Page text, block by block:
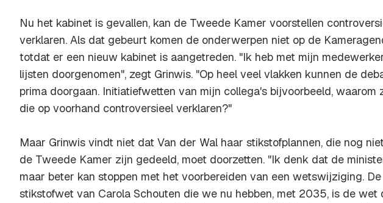
Nu het kabinet is gevallen, kan de Tweede Kamer voorstellen
verklaren. Als dat gebeurt komen de onderwerpen niet op de
totdat er een nieuw kabinet is aangetreden. "Ik heb met mijn
lijsten doorgenomen", zegt Grinwis. "Op heel veel vlakken kunnen de
prima doorgaan. Initiatiefwetten van mijn collega's bijvoorbeeld, waarom
die op voorhand controversieel verklaren?"
Maar Grinwis vindt niet dat Van der Wal haar stikstofplannen, die nog
de Tweede Kamer zijn gedeeld, moet doorzetten. "Ik denk dat de
maar beter kan stoppen met het voorbereiden van een wetswijziging. De
stikstofwet van Carola Schouten die we nu hebben, met 2035, is de wet